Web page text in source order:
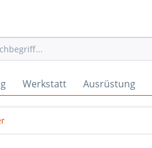
Werkstatt Ausrüstung